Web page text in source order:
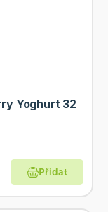
Yoghurt 32
Přidat